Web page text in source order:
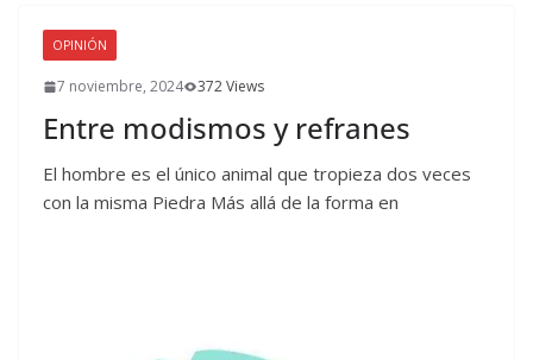
OPINIÓN
7 noviembre, 2024 372 Views
Entre modismos y refranes
El hombre es el único animal que tropieza dos veces
con la misma Piedra Más allá de la forma en